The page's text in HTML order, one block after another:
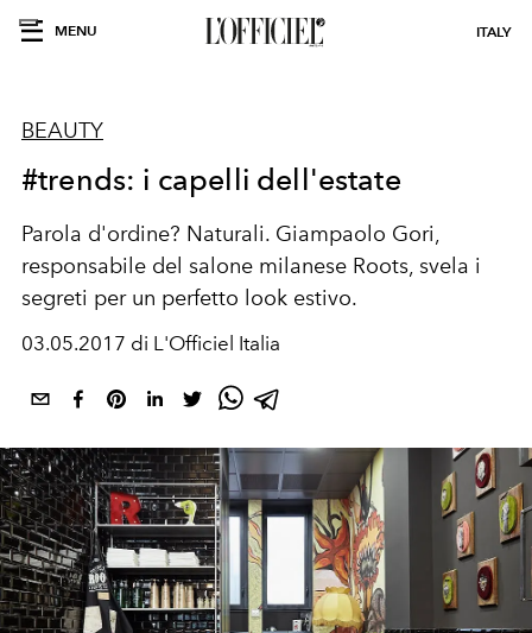
MENU ITALY
BEAUTY
#trends: i capelli dell'estate
Parola d'ordine? Naturali. Giampaolo Gori,
responsabile del salone milanese Roots, svela i
segreti per un perfetto look estivo.
03.05.2017 di L'Officiel Italia